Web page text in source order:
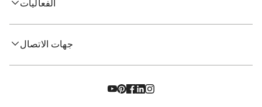
الفعاليات
جهات الاتصال